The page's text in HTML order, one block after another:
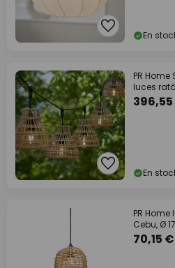
En
PR
luces
En
PR
Cebu, Ø
70,15 €